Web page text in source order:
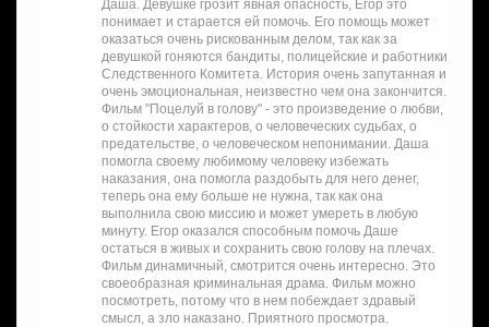
Даша. Девушке грозит явная опасность, Егор это
понимает и старается ей помочь. Его помощь может
оказаться очень рискованным делом, так как за
девушкой гоняются бандиты, полицейские и работники
Следственного Комитета. История очень запутанная и
очень эмоциональная, неизвестно чем она закончится.
Фильм "Поцелуй в голову" - это произведение о любви,
о стойкости характеров, о человеческих судьбах, о
предательстве, о человеческом непонимании. Даша
помогла своему любимому человеку избежать
наказания, она помогла раздобыть для него денег,
теперь она ему больше не нужна, так как она
выполнила свою миссию и может умереть в любую
минуту. Егор оказался способным помочь Даше
остаться в живых и сохранить свою голову на плечах.
Фильм динамичный, смотрится очень интересно. Это
своеобразная криминальная драма. Фильм можно
посмотреть, потому что в нем побеждает здравый
смысл, а зло наказано. Приятного просмотра.